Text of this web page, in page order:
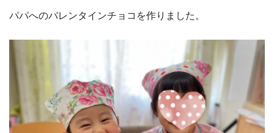
パパへのバレンタインチョコを作りました。